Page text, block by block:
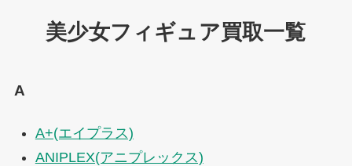
美少女フィギュア買取一覧
A
A+(エイプラス)
ANIPLEX(アニプレックス)